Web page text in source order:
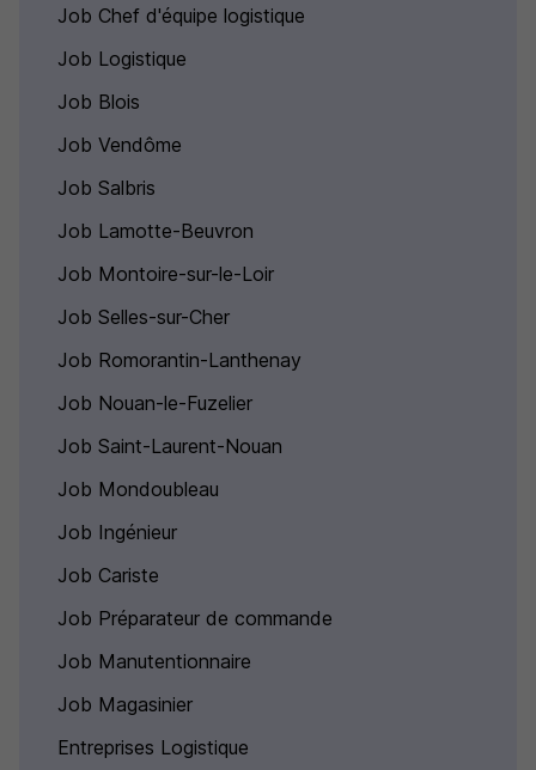
Job Chef d'équipe logistique
Job Logistique
Job Blois
Job Vendôme
Job Salbris
Job Lamotte-Beuvron
Job Montoire-sur-le-Loir
Job Selles-sur-Cher
Job Romorantin-Lanthenay
Job Nouan-le-Fuzelier
Job Saint-Laurent-Nouan
Job Mondoubleau
Job Ingénieur
Job Cariste
Job Préparateur de commande
Job Manutentionnaire
Job Magasinier
Entreprises Logistique